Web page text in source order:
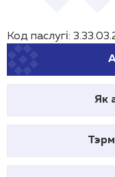
Код паслугі:
Як